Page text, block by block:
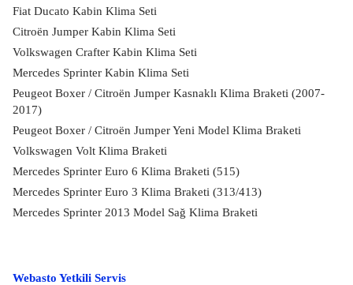
Fiat Ducato Kabin Klima Seti
Citroën Jumper Kabin Klima Seti
Volkswagen Crafter Kabin Klima Seti
Mercedes Sprinter Kabin Klima Seti
Peugeot Boxer / Citroën Jumper Kasnaklı Klima Braketi (2007-
2017)
Peugeot Boxer / Citroën Jumper Yeni Model Klima Braketi
Volkswagen Volt Klima Braketi
Mercedes Sprinter Euro 6 Klima Braketi (515)
Mercedes Sprinter Euro 3 Klima Braketi (313/413)
Mercedes Sprinter 2013 Model Sağ Klima Braketi
Webasto Yetkili Servis